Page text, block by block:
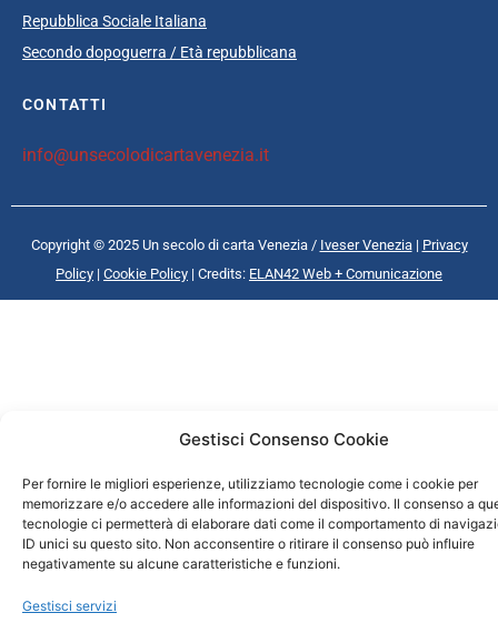
Gestisci Consenso Cookie
Per fornire le migliori esperienze, utilizziamo tecnologie come i cookie per
memorizzare e/o accedere alle informazioni del dispositivo. Il consenso a
tecnologie ci permetterà di elaborare dati come il comportamento di
ID unici su questo sito. Non acconsentire o ritirare il consenso può influire
negativamente su alcune caratteristiche e funzioni.
Gestisci servizi
Repubblica Sociale Italiana
Secondo dopoguerra / Età repubblicana
CONTATTI
info@unsecolodicartavenezia.it
Copyright © 2025 Un secolo di carta Venezia / Iveser Venezia| Privacy
Policy | Cookie Policy | Credits: ELAN42 Web + Comunicazione